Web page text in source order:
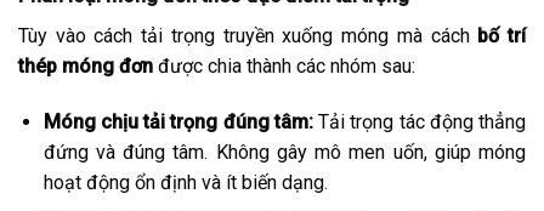
Tùy vào cách tải trọng truyền xuống móng mà cáchbố trí
thép móng đơn được chia thành các nhóm sau:
Móng chịu tải trọng đúng tâm:Tải trọng tác động thẳng
đứng và đúng tâm. Không gây mô men uốn, giúp móng
hoạt động ổn định và ít biến dạng.